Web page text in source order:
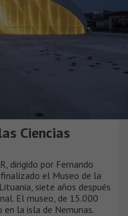
Ciencias
dirigido por Fernando
finalizado el Museo de la
siete años después
El museo, de 15.000
la isla de Nemunas.